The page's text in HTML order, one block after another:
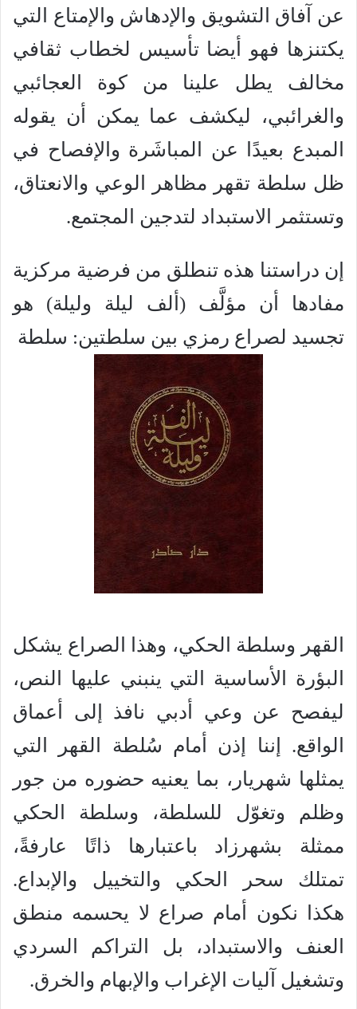
عن آفاق التشويق والإدهاش والإمتاع التي
يكتنزها فهو أيضا تأسيس لخطاب ثقافي
مخالف يطل علينا من كوة العجائبي
والغرائبي، ليكشف عما يمكن أن يقوله
المبدع بعيدًا عن المباشَرة والإفصاح في
ظل سلطة تقهر مظاهر الوعي والانعتاق،
وتستثمر الاستبداد لتدجين المجتمع.
إن دراستنا هذه تنطلق من فرضية مركزية
مفادها أن مؤلَّف (ألف ليلة وليلة) هو
تجسيد لصراع رمزي بين سلطتين: سلطة
القهر وسلطة الحكي، وهذا الصراع يشكل
البؤرة الأساسية التي ينبني عليها النص،
ليفصح عن وعي أدبي نافذ إلى أعماق
الواقع. إننا إذن أمام سُلطة القهر التي
يمثلها شهريار، بما يعنيه حضوره من جور
وظلم وتغوّل للسلطة، وسلطة الحكي
ممثلة بشهرزاد باعتبارها ذاتًا عارفةً،
تمتلك سحر الحكي والتخييل والإبداع.
هكذا نكون أمام صراع لا يحسمه منطق
العنف والاستبداد، بل التراكم السردي
وتشغيل آليات الإغراب والإبهام والخرق.